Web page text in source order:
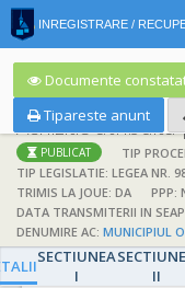
INREGISTRARE /
Documente
Tipareste anunt
PUBLICAT
TIP
TIP LEGISLATIE: LEGEA NR.
TRIMIS LA JOUE: DA
PPP:
DATA TRANSMITERII IN
DENUMIRE AC: MUNICIPIUL
SECTIUNEA
I
II
DETALII